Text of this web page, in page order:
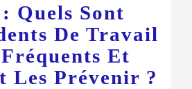
Quels Sont
De Travail
Et
Les Prévenir ?